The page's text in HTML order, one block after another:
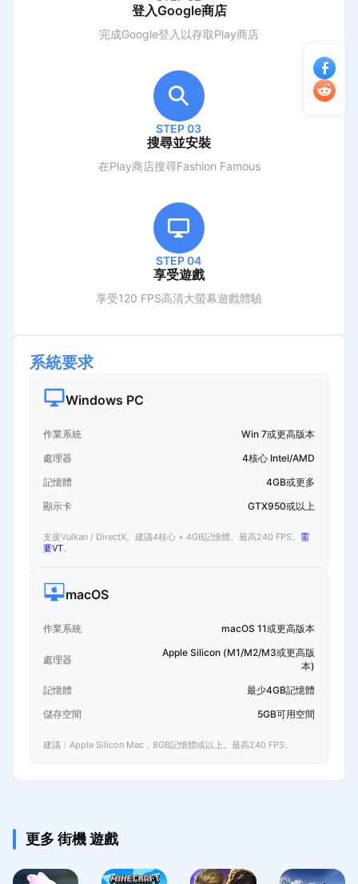
登入Google商店
完成Google登入以存取Play商店
STEP 03
搜尋並安裝
在Play商店搜尋Fashion Famous
STEP 04
享受遊戲
享受120 FPS高清大螢幕遊戲體驗
系統要求
Windows PC
作業系統
Win 7或更高版本
處理器
4核心 Intel/AMD
記憶體
4GB或更多
顯示卡
GTX950或以上
支援Vulkan / DirectX。建議4核心 + 4GB記憶體。最高240 FPS。 需
要VT。
macOS
作業系統 macOS 11或更高版本
處理器
Apple Silicon (M1/M2/M3或更高版
本)
記憶體
最少4GB記憶體
儲存空間
5GB可用空間
建議：Apple Silicon Mac，8GB記憶體或以上。最高240 FPS。
更多 街機 遊戲